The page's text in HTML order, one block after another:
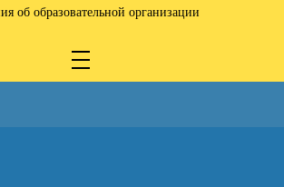
об образовательной организации